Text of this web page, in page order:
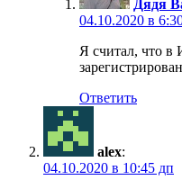
Дядя
04.10.2020 в
Я считал, что в
Ответить
alex:
04.10.2020 в 10:45 дп